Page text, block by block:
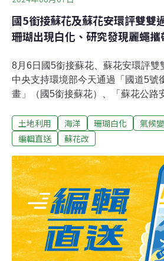
國5銜接蘇花及蘇花安環評雙雙
珊瑚出現白化、研究發現麗蠅
8月6日國5銜接蘇花、蘇花安環評雙
中央支持環境部今天通過「國道5號
畫」（國5銜接蘇花）、「蘇花公路
政府晚間發布新聞稿表示，感謝中
5銜接蘇花，高公局指出，已與當地
由時報、中央社報導）7件大型開發
蓮縣府：依法審查中新東陽、吸引
司，搶在國土計畫法上路前向花蓮
畫書，打算在七星潭風景區周邊興
形容「圍攻」七星潭。縣府表示，7
中，對於環團質疑其中部分開發案
表示一定依照相關規定辦理。（聯
土地利用 海洋 珊瑚白化 氣候
編輯直送
蘇花改